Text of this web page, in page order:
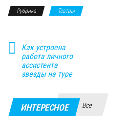
Рубрика Театры
Как устроена
работа личного
ассистента
звезды на туре
ИНТЕРЕСНОЕ Все